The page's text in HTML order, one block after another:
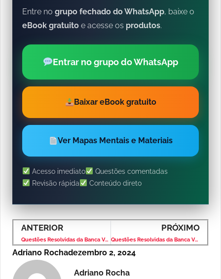
Entre no grupo fechado do WhatsApp, baixe o
eBook gratuito e acesse os produtos.
Entrar no grupo do WhatsApp
Baixar eBook gratuito
Ver Mapas Mentais e Materiais
Acesso imediato
Questões comentadas
Revisão rápida
Conteúdo direto
ANTERIOR
Questões Resolvidas da Banca VUNESP – Matemática Nível Fundamental – Material em PDF para Estudo Direcionado
PRÓXIMO
Questões Resolvidas da Banca VUNESP – Matemática Nível Fundamental – Guia Completo em PDF para Estudo
Adriano Rochadezembro 2, 2024
Adriano Rocha